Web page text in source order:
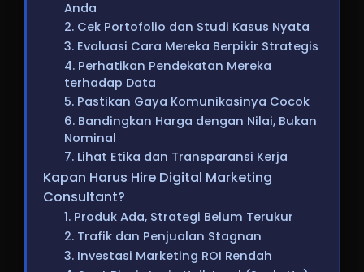
Anda
2. Cek Portofolio dan Studi Kasus Nyata
3. Evaluasi Cara Mereka Berpikir Strategis
4. Perhatikan Pendekatan Mereka
terhadap Data
5. Pastikan Gaya Komunikasinya Cocok
6. Bandingkan Harga dengan Nilai, Bukan
Nominal
7. Lihat Etika dan Transparansi Kerja
Kapan Harus Hire Digital Marketing
Consultant?
1. Produk Ada, Strategi Belum Terukur
2. Trafik dan Penjualan Stagnan
3. Investasi Marketing ROI Rendah